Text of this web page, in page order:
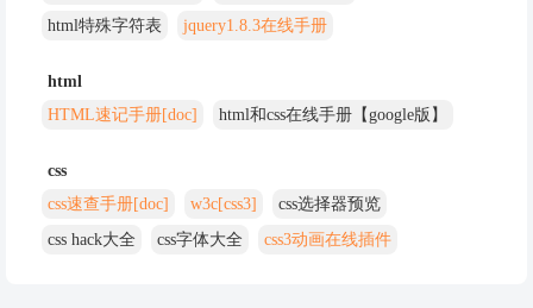
html特殊字符表
jquery1.8.3在线手册
html
HTML速记手册[doc]
html和css在线手册【google版】
css
css速查手册[doc]
w3c[css3]
css选择器预览
css hack大全
css字体大全 css3动画在线插件